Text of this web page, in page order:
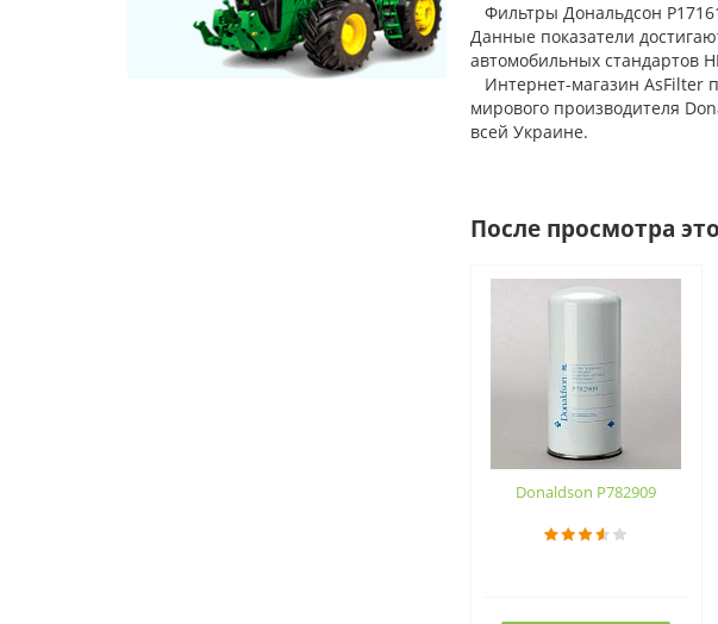
Фильтры Дональдсон
Данные показатели
автомобильных стандартов
Интернет-магазин AsFilter
мирового производителя
всей Украине.
После просмотра
Donaldson P782909